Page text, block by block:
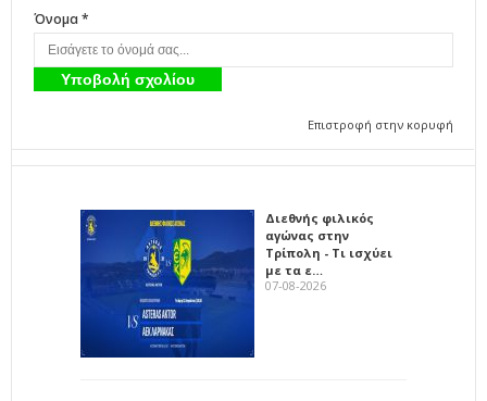
Όνομα *
Επιστροφή στην κορυφή
Διεθνής φιλικός
αγώνας στην
Τρίπολη - Τι ισχύει
με τα ε…
07-08-2026